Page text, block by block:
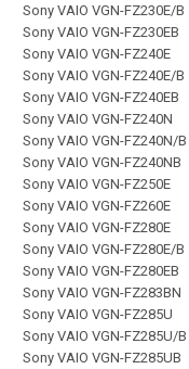
Sony VAIO VGN-FZ230E/B
Sony VAIO VGN-FZ230EB
Sony VAIO VGN-FZ240E
Sony VAIO VGN-FZ240E/B
Sony VAIO VGN-FZ240EB
Sony VAIO VGN-FZ240N
Sony VAIO VGN-FZ240N/B
Sony VAIO VGN-FZ240NB
Sony VAIO VGN-FZ250E
Sony VAIO VGN-FZ260E
Sony VAIO VGN-FZ280E
Sony VAIO VGN-FZ280E/B
Sony VAIO VGN-FZ280EB
Sony VAIO VGN-FZ283BN
Sony VAIO VGN-FZ285U
Sony VAIO VGN-FZ285U/B
Sony VAIO VGN-FZ285UB